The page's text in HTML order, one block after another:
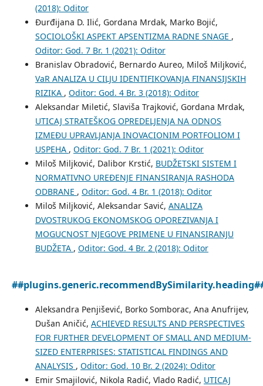
(2018): Oditor
Đurđijana D. Ilić, Gordana Mrdak, Marko Bojić,
SOCIOLOŠKI ASPEKT APSENTIZMA RADNE SNAGE ,
Oditor: God. 7 Br. 1 (2021): Oditor
Branislav Obradović, Bernardo Aureo, Miloš Miljković,
VaR ANALIZA U CILJU IDENTIFIKOVANJA FINANSIJSKIH
RIZIKA , Oditor: God. 4 Br. 3 (2018): Oditor
Aleksandar Miletić, Slaviša Trajković, Gordana Mrdak,
UTICAJ STRATEŠKOG OPREDELJENJA NA ODNOS
IZMEĐU UPRAVLJANJA INOVACIONIM PORTFOLIOM I
USPEHA , Oditor: God. 7 Br. 1 (2021): Oditor
Miloš Miljković, Dalibor Krstić, BUDŽETSKI SISTEM I
NORMATIVNO UREĐENJE FINANSIRANJA RASHODA
ODBRANE , Oditor: God. 4 Br. 1 (2018): Oditor
Miloš Miljković, Aleksandar Savić, ANALIZA
DVOSTRUKOG EKONOMSKOG OPOREZIVANJA I
MOGUCNOST NJEGOVE PRIMENE U FINANSIRANJU
BUDŽETA , Oditor: God. 4 Br. 2 (2018): Oditor
Aleksandra Penjišević, Borko Somborac, Ana Anufrijev,
Dušan Aničić, ACHIEVED RESULTS AND PERSPECTIVES
FOR FURTHER DEVELOPMENT OF SMALL AND MEDIUM-
SIZED ENTERPRISES: STATISTICAL FINDINGS AND
ANALYSIS , Oditor: God. 10 Br. 2 (2024): Oditor
Emir Smajilović, Nikola Radić, Vlado Radić, UTICAJ